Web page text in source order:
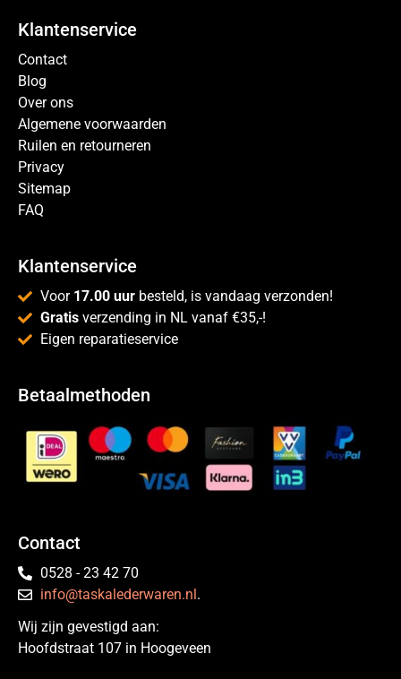
Klantenservice
Contact
Blog
Over ons
Algemene voorwaarden
Ruilen en retourneren
Privacy
Sitemap
FAQ
Klantenservice
Voor 17.00 uur besteld, is vandaag verzonden!
Gratis verzending in NL vanaf €35,-!
Eigen reparatieservice
Betaalmethoden
Contact
0528 - 23 42 70
info@taskalederwaren.nl.
Wij zijn gevestigd aan:
Hoofdstraat 107 in Hoogeveen